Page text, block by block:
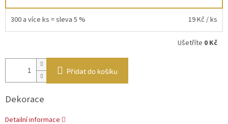
300 a více ks = sleva 5 % 19 Kč / ks
Ušetříte 0 Kč
Přidat do košíku
Dekorace
Detailní informace